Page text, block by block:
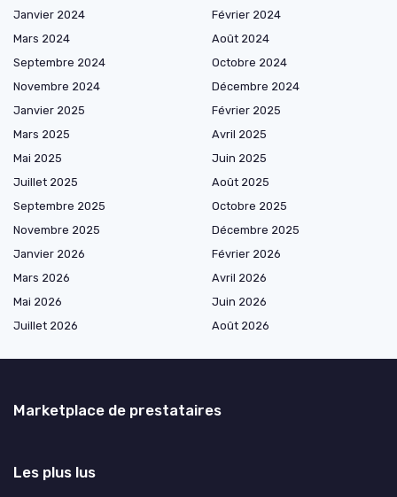
Janvier 2024
Février 2024
Mars 2024
Août 2024
Septembre 2024
Octobre 2024
Novembre 2024
Décembre 2024
Janvier 2025
Février 2025
Mars 2025
Avril 2025
Mai 2025
Juin 2025
Juillet 2025
Août 2025
Septembre 2025
Octobre 2025
Novembre 2025
Décembre 2025
Janvier 2026
Février 2026
Mars 2026
Avril 2026
Mai 2026
Juin 2026
Juillet 2026
Août 2026
Marketplace de prestataires
Les plus lus